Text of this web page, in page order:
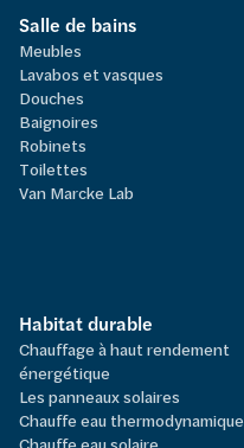
Salle de bains
Meubles
Lavabos et vasques
Douches
Baignoires
Robinets
Toilettes
Van Marcke Lab
Habitat durable
Chauffage à haut rendement
énergétique
Les panneaux solaires
Chauffe eau thermodynamique